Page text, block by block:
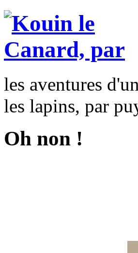
les aventures
les lapins, par
Oh non !